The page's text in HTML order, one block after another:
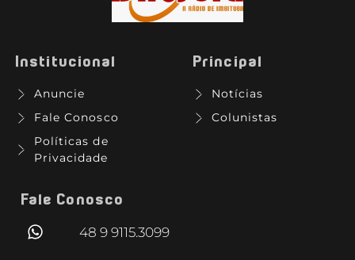
Institucional
Anuncie
Fale Conosco
Políticas de
Privacidade
Principal
Notícias
Colunistas
Fale Conosco
48 9 9115.3099